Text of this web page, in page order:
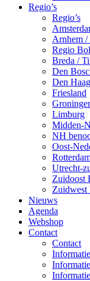
Regio’s
Regio’s
Arnhem /
Regio
Breda /
Den
Den Haag
Friesland
Limburg
Midden-
NH
Oost-
Utrecht-
Zuidoost
Zuidwest
Nieuws
Agenda
Webshop
Contact
Contact